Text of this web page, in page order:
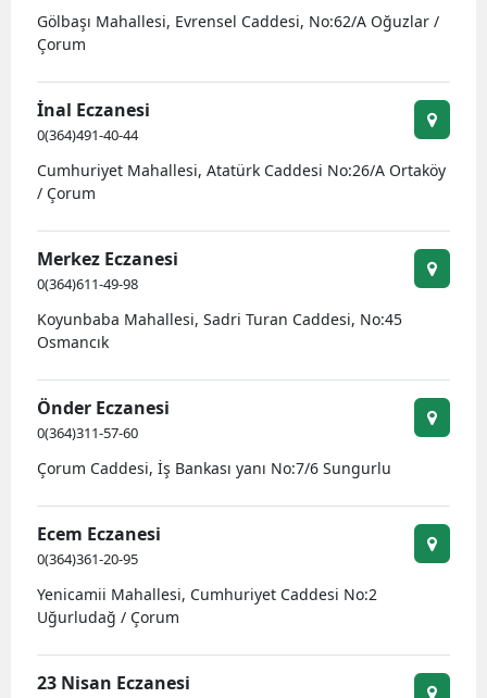
Kars
Kayseri
Kocaeli
Kahramanmaraş
Gölbaşı Mahallesi, Evrensel Caddesi, No:62/A Oğuzlar /
Çorum
İnal Eczanesi
0(364)491-40-44
Cumhuriyet Mahallesi, Atatürk Caddesi No:26/A Ortaköy
/ Çorum
Merkez Eczanesi
0(364)611-49-98
Koyunbaba Mahallesi, Sadri Turan Caddesi, No:45
Osmancık
Önder Eczanesi
0(364)311-57-60
Çorum Caddesi, İş Bankası yanı No:7/6 Sungurlu
Ecem Eczanesi
0(364)361-20-95
Yenicamii Mahallesi, Cumhuriyet Caddesi No:2
Uğurludağ / Çorum
23 Nisan Eczanesi